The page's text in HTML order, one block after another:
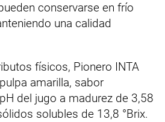
conservarse en frío
una calidad
físicos, Pionero INTA
amarilla, sabor
del jugo a madurez de 3,58
solubles de 13,8 °Brix.